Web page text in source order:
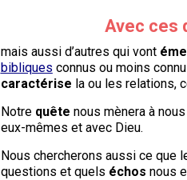
Avec ces
mais aussi d’autres qui vont
bibliques connus ou moins
caractérise la ou les relations,
Notre quête nous mènera à
eux-mêmes et avec Dieu.
Nous chercherons aussi ce que
questions et quels échos nous